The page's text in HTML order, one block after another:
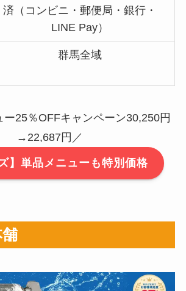
済（コンビニ・郵便局・銀行・
LINE Pay）
群馬全域
ー25％OFFキャンペーン30,250円
→22,687円／
】単品メニューも特別価格